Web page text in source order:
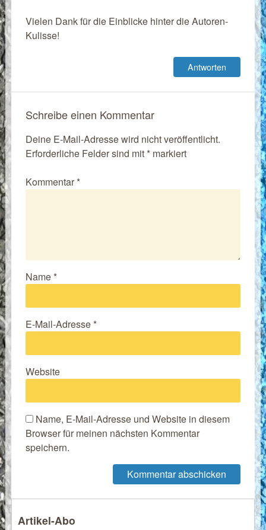
Vielen Dank für die Einblicke hinter die Autoren-
Kulisse!
Antworten
Schreibe einen Kommentar
Deine E-Mail-Adresse wird nicht veröffentlicht.
Erforderliche Felder sind mit*markiert
Kommentar*
Name*
E-Mail-Adresse*
Website
Name, E-Mail-Adresse und Website in diesem
Browser für meinen nächsten Kommentar
speichern.
Artikel-Abo